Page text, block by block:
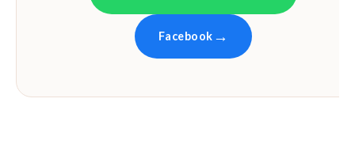
Facebook